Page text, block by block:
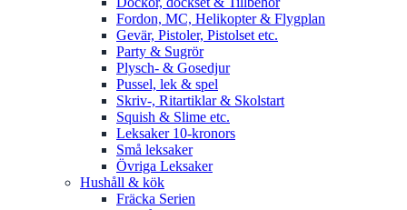
Fordon, MC, Helikopter & Flygplan
Gevär, Pistoler, Pistolset etc.
Party & Sugrör
Plysch- & Gosedjur
Pussel, lek & spel
Skriv-, Ritartiklar & Skolstart
Squish & Slime etc.
Leksaker 10-kronors
Små leksaker
Övriga Leksaker
Hushåll & kök
Fräcka Serien